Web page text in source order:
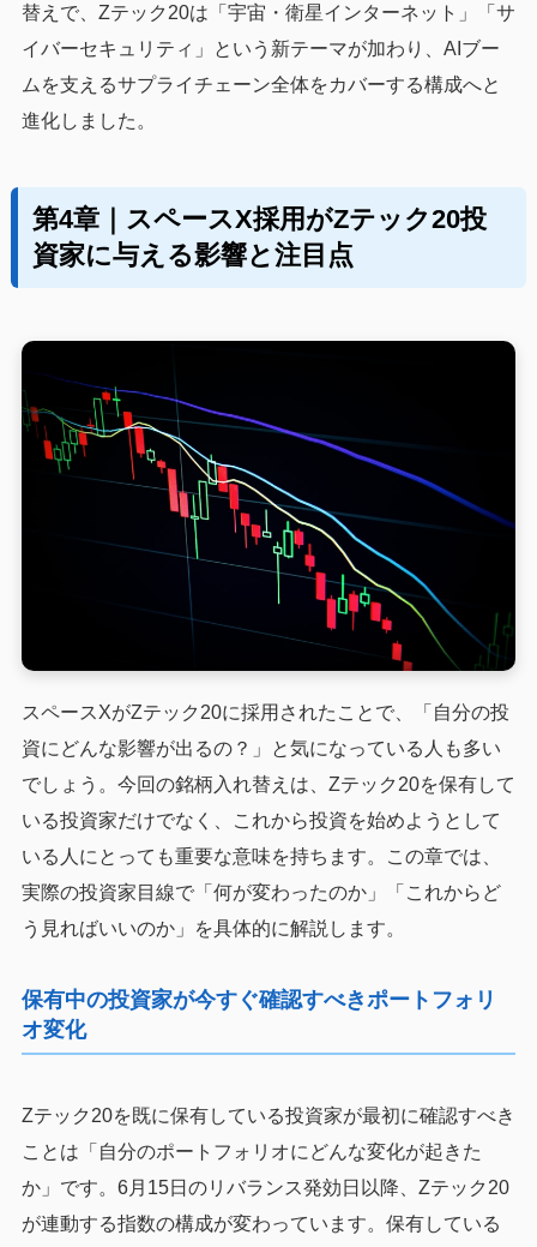
替えで、Zテック20は「宇宙・衛星インターネット」「サ
イバーセキュリティ」という新テーマが加わり、AIブー
ムを支えるサプライチェーン全体をカバーする構成へと
進化しました。
第4章｜スペースX採用がZテック20投
資家に与える影響と注目点
スペースXがZテック20に採用されたことで、「自分の投
資にどんな影響が出るの？」と気になっている人も多い
でしょう。今回の銘柄入れ替えは、Zテック20を保有して
いる投資家だけでなく、これから投資を始めようとして
いる人にとっても重要な意味を持ちます。この章では、
実際の投資家目線で「何が変わったのか」「これからど
う見ればいいのか」を具体的に解説します。
保有中の投資家が今すぐ確認すべきポートフォリ
オ変化
Zテック20を既に保有している投資家が最初に確認すべき
ことは「自分のポートフォリオにどんな変化が起きた
か」です。6月15日のリバランス発効日以降、Zテック20
が連動する指数の構成が変わっています。保有している